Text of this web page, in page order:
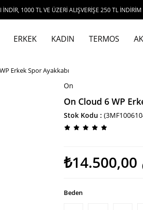
TL VE ÜZERİ ALIŞVERİŞE 250 TL İNDİRİM KAZAN!
ERKEK KADIN TERMOS
Erkek Spor Ayakkabı
On
On Cloud 6 WP
Stok Kodu
₺14.500,00
Beden